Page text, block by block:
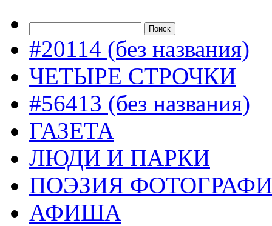
#20114 (без названия)
ЧЕТЫРЕ СТРОЧКИ
#56413 (без названия)
ГАЗЕТА
ЛЮДИ И ПАРКИ
ПОЭЗИЯ
АФИША